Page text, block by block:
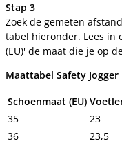
Stap 3
Zoek de gemeten
tabel hieronder. Lees in
(EU)' de maat die je op
Maattabel Safety Jogger
Schoenmaat (EU)
35
23
36
23,5